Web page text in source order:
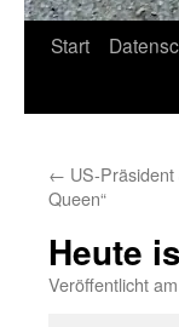
Start
← US-
Queen“
Heute
Veröffentlicht am